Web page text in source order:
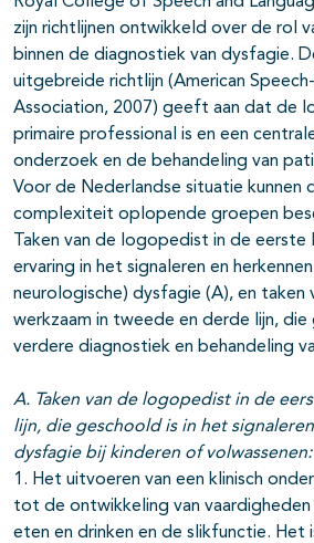
zijn richtlijnen ontwikkeld over de rol
binnen de diagnostiek van dysfagie.
uitgebreide richtlijn (American
Association, 2007) geeft aan dat de
primaire professional is en een
onderzoek en de behandeling van
Voor de Nederlandse situatie kunnen
complexiteit oplopende groepen
Taken van de logopedist in de
ervaring in het signaleren en
neurologische) dysfagie (A), en
werkzaam in tweede en derde lijn, die
verdere diagnostiek en behandeling
A. Taken van de logopedist in de
lijn, die geschoold is in het
dysfagie bij kinderen of volwassenen:
1. Het uitvoeren van een klinisch
tot de ontwikkeling van
eten en drinken en de slikfunctie. Het